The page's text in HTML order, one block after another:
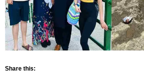
Share this: